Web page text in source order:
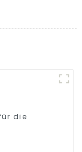
die